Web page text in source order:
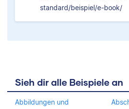
standard/beispiel/e-book/
Sieh dir alle Beispiele an
Abbildungen und